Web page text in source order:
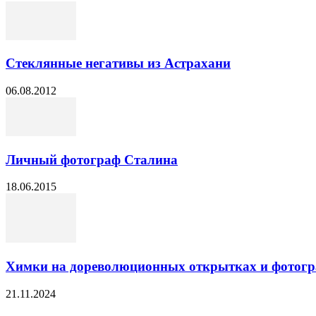
Стеклянные негативы из Астрахани
06.08.2012
Личный фотограф Сталина
18.06.2015
Химки на дореволюционных открытках и
21.11.2024